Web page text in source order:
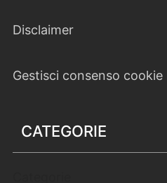
Disclaimer
Gestisci consenso cookie
CATEGORIE